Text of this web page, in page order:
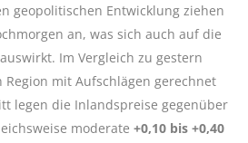
geopolitischen Entwicklung ziehen
an, was sich auch auf die
Im Vergleich zu gestern
Region mit Aufschlägen gerechnet
legen die Inlandspreise gegenüber
moderate +0,10 bis +0,40